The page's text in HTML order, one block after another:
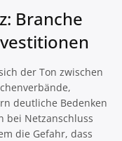
Branche
der Ton zwischen
deutliche Bedenken
bei Netzanschluss
die Gefahr, dass